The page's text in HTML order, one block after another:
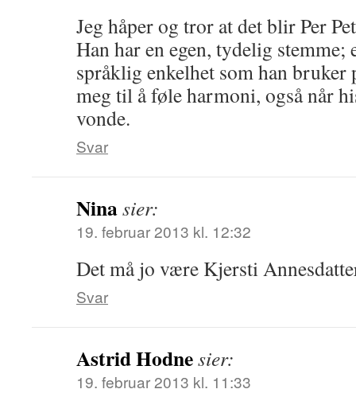
Jeg håper og tror at det blir Per
Han har en egen, tydelig
språklig enkelhet som han bruker
meg til å føle harmoni, også når
vonde.
Svar
Ninasier:
19. februar 2013 kl. 12:32
Det må jo være Kjersti
Svar
Astrid Hodnesier:
19. februar 2013 kl. 11:33